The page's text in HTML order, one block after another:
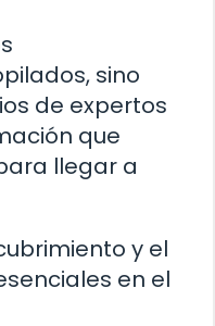
sino
de expertos
que
llegar a
y el
en el